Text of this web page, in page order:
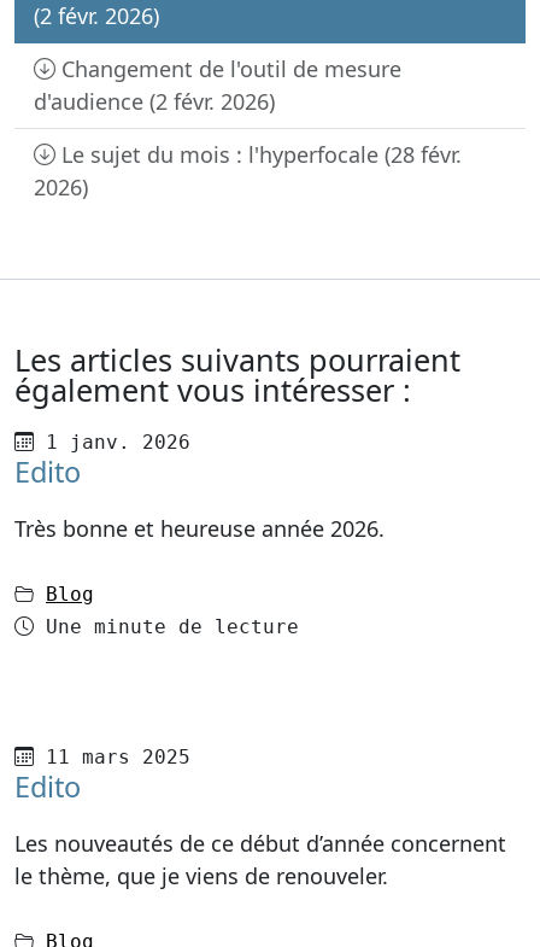
(2 févr. 2026)
Changement de l'outil de mesure
d'audience (2 févr. 2026)
Le sujet du mois : l'hyperfocale (28 févr.
2026)
Les articles suivants pourraient
également vous intéresser :
Publié le
1 janv. 2026
Edito
Très bonne et heureuse année 2026.
dans
Blog
Temps de lecture
Une minute de lecture
Publié le
11 mars 2025
Edito
Les nouveautés de ce début d’année concernent
le thème, que je viens de renouveler.
dans
Blog